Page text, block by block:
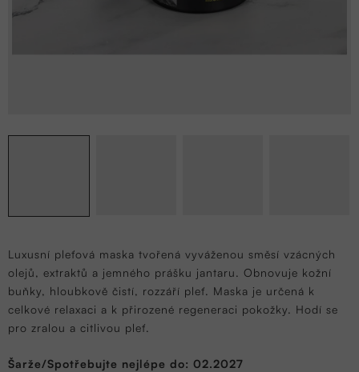
Luxusní pleťová maska tvořená vyváženou směsí vzácných
olejů, extraktů a jemného prášku jantaru. Obnovuje kožní
buňky, hloubkově čistí, rozzáří pleť. Maska je určená k
celkové relaxaci a k přirozené regeneraci pokožky. Hodí se
pro zralou a citlivou pleť.
Šarže/Spotřebujte nejlépe do: 02.2027